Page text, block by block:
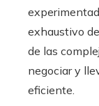
exhaustivo
de las
negociar y
eficiente.